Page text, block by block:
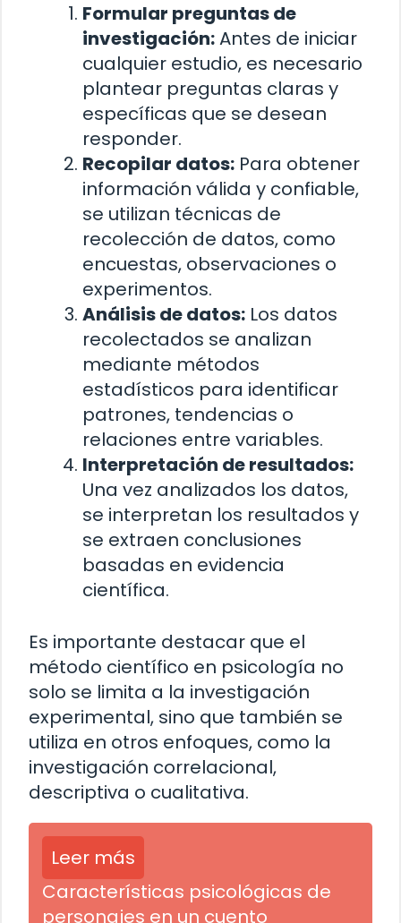
Formular preguntas de
investigación:Antes de iniciar
cualquier estudio, es necesario
plantear preguntas claras y
específicas que se desean
responder.
Recopilar datos: Para obtener
información válida y confiable,
se utilizan técnicas de
recolección de datos, como
encuestas, observaciones o
experimentos.
Análisis de datos: Los datos
recolectados se analizan
mediante métodos
estadísticos para identificar
patrones, tendencias o
relaciones entre variables.
Interpretación de resultados:
Una vez analizados los datos,
se interpretan los resultados y
se extraen conclusiones
basadas en evidencia
científica.
Es importante destacar que el
método científico en psicología no
solo se limita a la investigación
experimental, sino que también se
utiliza en otros enfoques, como la
investigación correlacional,
descriptiva o cualitativa.
Leer más
Características psicológicas de
personajes en un cuento